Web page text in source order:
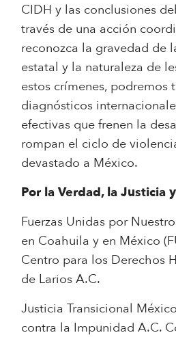
CIDH y las conclusiones
través de una acción
reconozca la gravedad de
estatal y la naturaleza de
estos crímenes, podremos
diagnósticos
efectivas que frenen la
rompan el ciclo de
devastado a México.
Por la Verdad, la Justicia
Fuerzas Unidas por
en Coahuila y en México
Centro para los Derechos
de Larios A.C.
Justicia Transicional
contra la Impunidad A.C.